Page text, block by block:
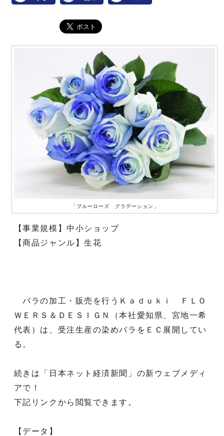
「ブルーローズ グラデーション」
【事業規模】中小ショップ
【商品ジャンル】生花
バラの加工・販売を行うＫａｄｕｋｉ ＦＬＯ
ＷＥＲＳ＆ＤＥＳＩＧＮ（本社愛知県、宮地一希
代表）は、受注生産の染めバラをＥＣ展開してい
る。
続きは「日本ネット経済新聞」の新ウェブメディ
アで！
下記リンクから閲覧できます。
【データ】